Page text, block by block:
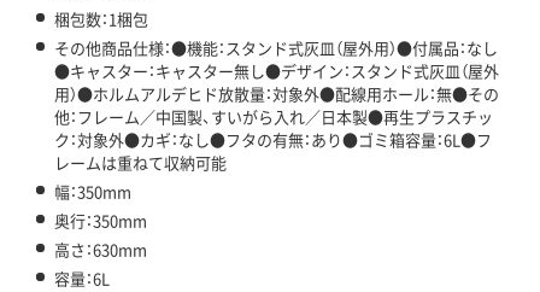
梱包数：1梱包
その他商品仕様：●機能：スタンド式灰皿（屋外用）●付属品：なし
●キャスター：キャスター無し●デザイン：スタンド式灰皿（屋外
用）●ホルムアルデヒド放散量：対象外●配線用ホール：無●その
他：フレーム／中国製、すいがら入れ／日本製●再生プラスチッ
ク：対象外●カギ：なし●フタの有無：あり●ゴミ箱容量：6L●フ
レームは重ねて収納可能
幅：350mm
奥行：350mm
高さ：630mm
容量：6L